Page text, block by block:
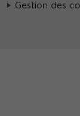
Gestion des